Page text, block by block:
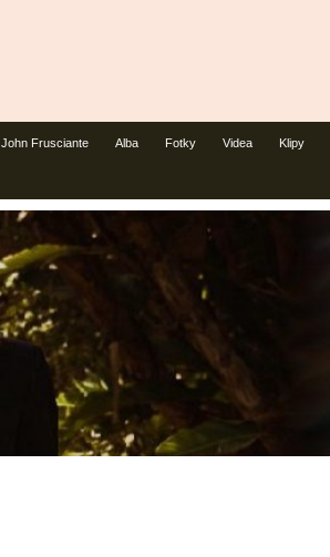
John Frusciante Alba Fotky Videa Klipy